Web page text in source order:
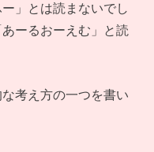
」とは読まないでし
ーるおーえむ」と読
考え方の一つを書い